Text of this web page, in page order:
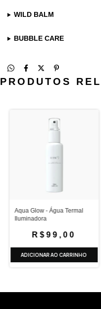
WILD BALM
BUBBLE CARE
PRODUTOS
Aqua Glow - Água Termal
Iluminadora
R$99,00